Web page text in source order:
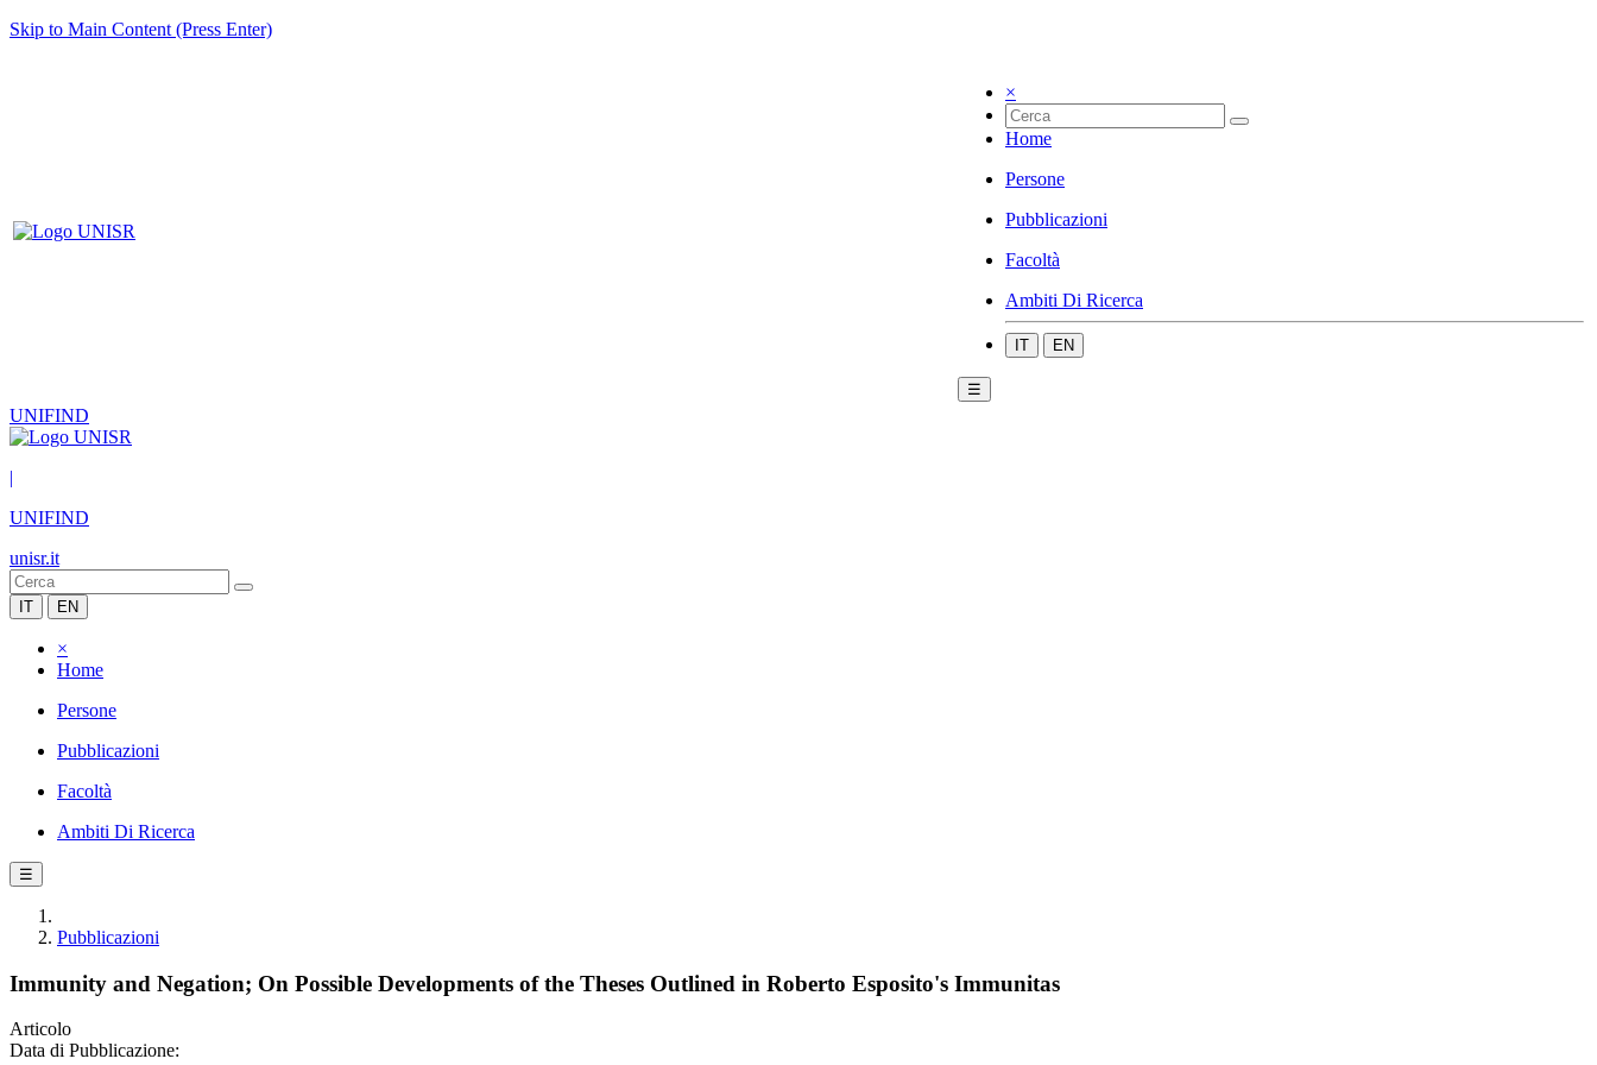
Skip to Main Content (Press Enter)
×
Home
Persone
Pubblicazioni
Facoltà
Ambiti Di Ricerca
IT EN
☰
UNIFIND
|
UNIFIND
unisr.it
IT EN
×
Home
Persone
Pubblicazioni
Facoltà
Ambiti Di Ricerca
☰
Pubblicazioni
Immunity and Negation; On Possible Developments of the Theses Outlined in Roberto Esposito's Immunitas
Articolo
Data di Pubblicazione: